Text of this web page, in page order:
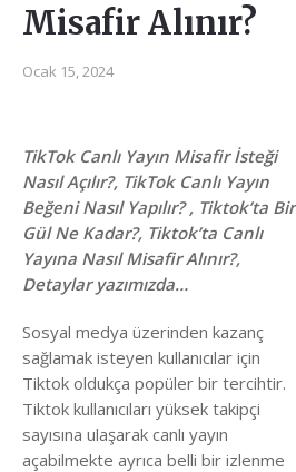
Misafir Alınır?
Ocak 15, 2024
TikTok Canlı Yayın Misafir İsteği
Nasıl Açılır?, TikTok Canlı Yayın
Beğeni Nasıl Yapılır? , Tiktok’ta Bir
Gül Ne Kadar?, Tiktok’ta Canlı
Yayına Nasıl Misafir Alınır?,
Detaylar yazımızda…
Sosyal medya üzerinden kazanç
sağlamak isteyen kullanıcılar için
Tiktok oldukça popüler bir tercihtir.
Tiktok kullanıcıları yüksek takipçi
sayısına ulaşarak canlı yayın
açabilmekte ayrıca belli bir izlenme